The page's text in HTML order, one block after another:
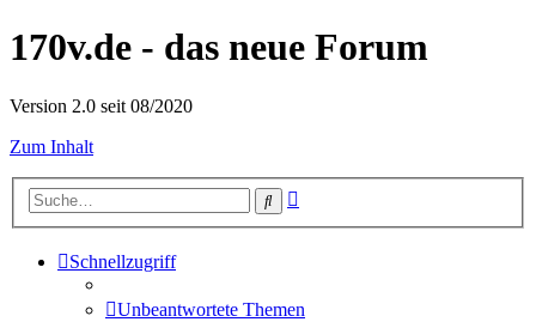
170v.de - das neue Forum
Version 2.0 seit 08/2020
Zum Inhalt
Suche
Schnellzugriff
Unbeantwortete Themen